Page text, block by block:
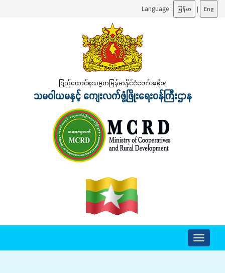
Language : မြန်မာ | Eng
ပြည်ထောင်စုသမ္မတမြန်မာနိုင်ငံတော်အစိုးရ
သမဝါယမနှင့် ကျေးလက်ဖွံ့ဖြိုးရေးဝန်ကြီးဌာန
Toggle